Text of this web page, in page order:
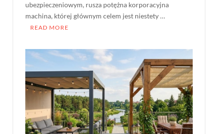
ubezpieczeniowym, rusza potężna korporacyjna
machina, której głównym celem jest niestety …
READ MORE